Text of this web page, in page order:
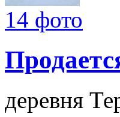
14 фото
деревня